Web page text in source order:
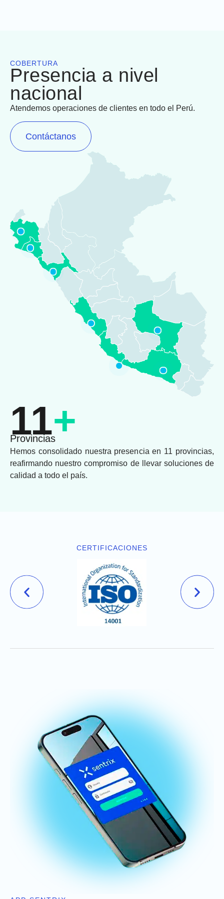
COBERTURA
Presencia a nivel
nacional
Atendemos operaciones de clientes en todo el Perú.
Contáctanos
11+
Provincias
Hemos consolidado nuestra presencia en 11 provincias,
reafirmando nuestro compromiso de llevar soluciones de
calidad a todo el país.
CERTIFICACIONES